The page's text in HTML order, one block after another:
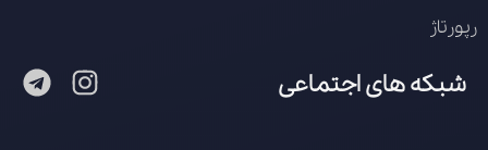
رپورتاژ
شبکه های اجتماعی